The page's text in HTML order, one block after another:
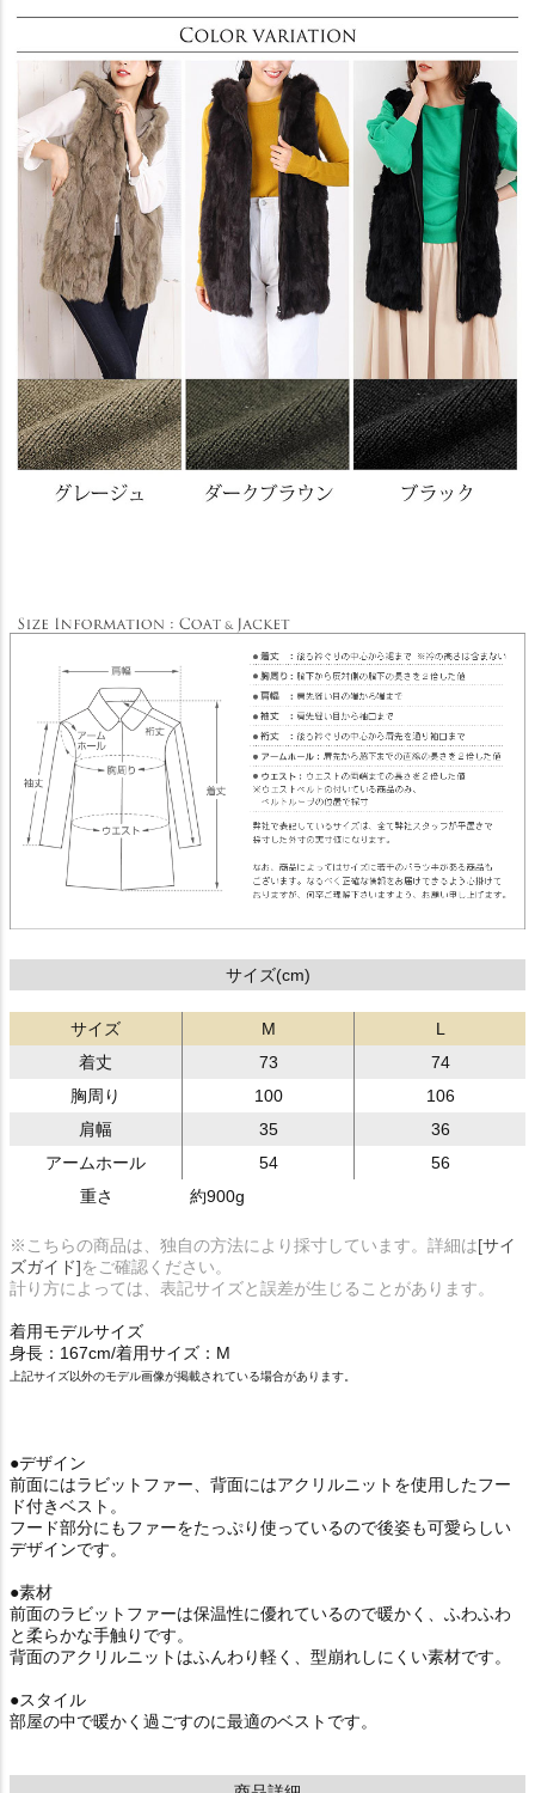
サイズ(cm)
サイズ M
L
着丈
73
74
胸周り
100
106
肩幅
35
36
アームホール
54
56
重さ
約900g
※こちらの商品は、独自の方法により採寸しています。詳細は[サイ
ズガイド]をご確認ください。
計り方によっては、表記サイズと誤差が生じることがあります。
着用モデルサイズ
身長：167cm/着用サイズ：M
上記サイズ以外のモデル画像が掲載されている場合があります。
●デザイン
前面にはラビットファー、背面にはアクリルニットを使用したフー
ド付きベスト。
フード部分にもファーをたっぷり使っているので後姿も可愛らしい
デザインです。
●素材
前面のラビットファーは保温性に優れているので暖かく、ふわふわ
と柔らかな手触りです。
背面のアクリルニットはふんわり軽く、型崩れしにくい素材です。
●スタイル
部屋の中で暖かく過ごすのに最適のベストです。